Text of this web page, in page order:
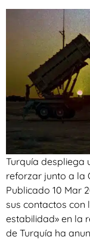
Turquía despliega
reforzar junto a la
Publicado 10 Mar
sus contactos con
estabilidad» en la
de Turquía ha